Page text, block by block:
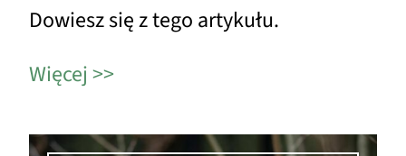
Dowiesz się z tego artykułu.
Więcej